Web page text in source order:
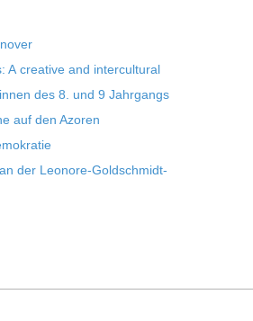
A crea­tive and inter­cul­tu­ral
des 8. und 9 Jahr­gangs
auf den Azoren
der Leonore-Goldschmidt-